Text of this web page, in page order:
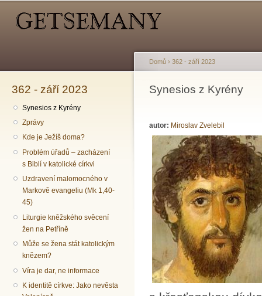
362 - září 2023
Synesios z Kyrény
Zprávy
Kde je Ježíš doma?
Problém úřadů – zacházení
s Biblí v katolické církvi
Uzdravení malomocného v
Markově evangeliu (Mk 1,40-
45)
Liturgie kněžského svěcení
žen na Petříně
Může se žena stát katolickým
knězem?
Víra je dar, ne informace
K identitě církve: Jako nevěsta
Jste zde
Domů › 362 - září 2023
Synesios z Kyrény
autor: Miroslav Zvelebil